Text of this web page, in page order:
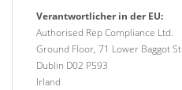
Verantwortlicher in der EU:
Authorised Rep Compliance Ltd.
Ground Floor, 71 Lower Baggot St
Dublin D02 P593
Irland